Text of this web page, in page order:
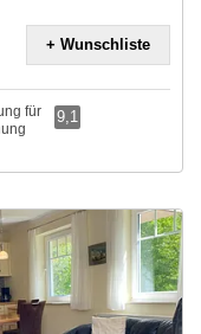
+ Wunschliste
für
9,1